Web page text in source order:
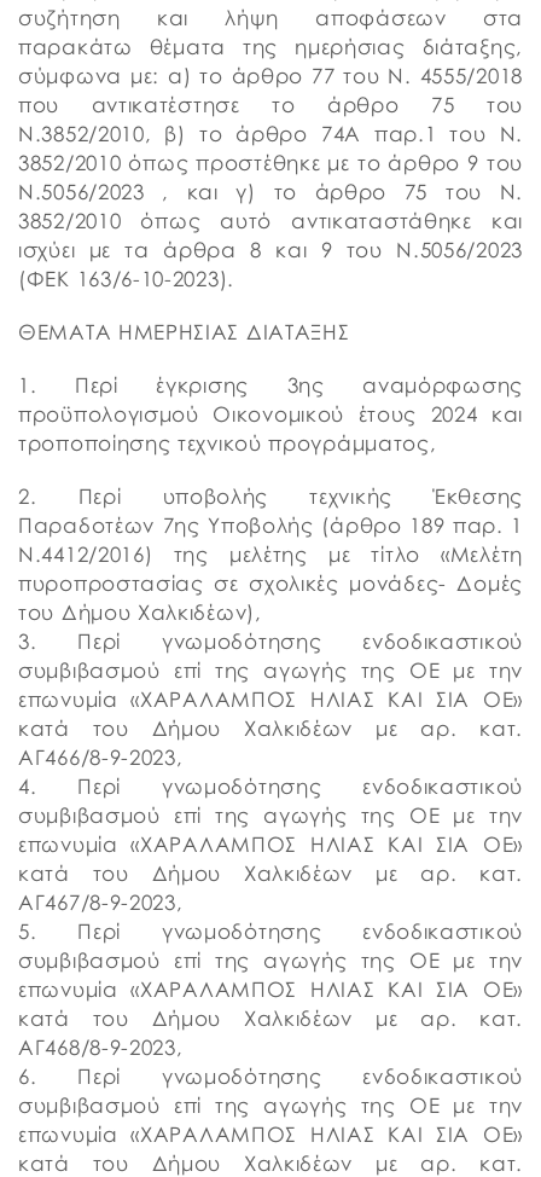
συζήτηση και λήψη αποφάσεων στα
παρακάτω θέματα της ημερήσιας διάταξης,
σύμφωνα με: α) το άρθρο 77 του Ν. 4555/2018
που αντικατέστησε το άρθρο 75 του
Ν.3852/2010, β) το άρθρο 74Α παρ.1 του Ν.
3852/2010 όπως προστέθηκε με το άρθρο 9 του
Ν.5056/2023 , και γ) το άρθρο 75 του Ν.
3852/2010 όπως αυτό αντικαταστάθηκε και
ισχύει με τα άρθρα 8 και 9 του Ν.5056/2023
(ΦΕΚ 163/6-10-2023).
ΘΕΜΑΤΑ ΗΜΕΡΗΣΙΑΣ ΔΙΑΤΑΞΗΣ
1. Περί έγκρισης 3ης αναμόρφωσης
προϋπολογισμού Οικονομικού έτους 2024 και
τροποποίησης τεχνικού προγράμματος,
2. Περί υποβολής τεχνικής Έκθεσης
Παραδοτέων 7ης Υποβολής (άρθρο 189 παρ. 1
Ν.4412/2016) της μελέτης με τίτλο «Μελέτη
πυροπροστασίας σε σχολικές μονάδες- Δομές
του Δήμου Χαλκιδέων),
3. Περί γνωμοδότησης ενδοδικαστικού
συμβιβασμού επί της αγωγής της ΟΕ με την
επωνυμία «ΧΑΡΑΛΑΜΠΟΣ ΗΛΙΑΣ ΚΑΙ ΣΙΑ ΟΕ»
κατά του Δήμου Χαλκιδέων με αρ. κατ.
ΑΓ466/8-9-2023,
4. Περί γνωμοδότησης ενδοδικαστικού
συμβιβασμού επί της αγωγής της ΟΕ με την
επωνυμία «ΧΑΡΑΛΑΜΠΟΣ ΗΛΙΑΣ ΚΑΙ ΣΙΑ ΟΕ»
κατά του Δήμου Χαλκιδέων με αρ. κατ.
ΑΓ467/8-9-2023,
5. Περί γνωμοδότησης ενδοδικαστικού
συμβιβασμού επί της αγωγής της ΟΕ με την
επωνυμία «ΧΑΡΑΛΑΜΠΟΣ ΗΛΙΑΣ ΚΑΙ ΣΙΑ ΟΕ»
κατά του Δήμου Χαλκιδέων με αρ. κατ.
ΑΓ468/8-9-2023,
6. Περί γνωμοδότησης ενδοδικαστικού
συμβιβασμού επί της αγωγής της ΟΕ με την
επωνυμία «ΧΑΡΑΛΑΜΠΟΣ ΗΛΙΑΣ ΚΑΙ ΣΙΑ ΟΕ»
κατά του Δήμου Χαλκιδέων με αρ. κατ.